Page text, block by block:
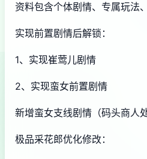
资料包含个体剧情、专属玩法
实现前置剧情后解锁：
1、实现崔莺儿剧情
2、实现蛮女前置剧情
新增蛮女支线剧情（码头商人处
极品采花郎优化修改：